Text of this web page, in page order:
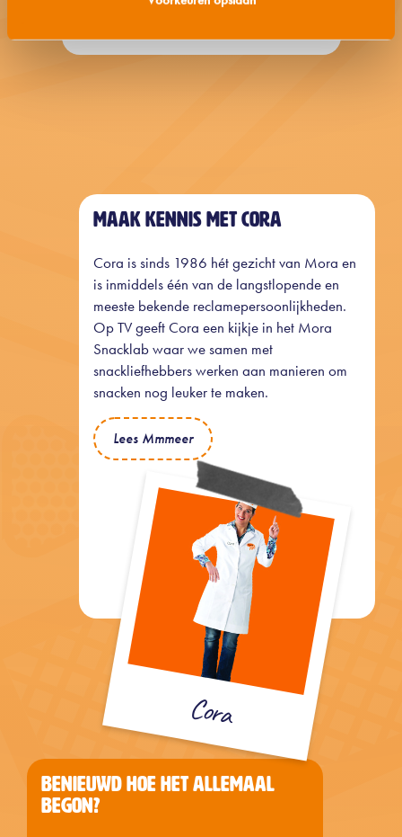
Mini snacks
MAAK KENNIS MET CORA
Cora is sinds 1986 hét gezicht van Mora en
is inmiddels één van de langstlopende en
meeste bekende reclamepersoonlijkheden.
Op TV geeft Cora een kijkje in het Mora
Snacklab waar we samen met
snackliefhebbers werken aan manieren om
snacken nog leuker te maken.
Lees Mmmeer
Cora
BENIEUWD HOE HET ALLEMAAL
BEGON?